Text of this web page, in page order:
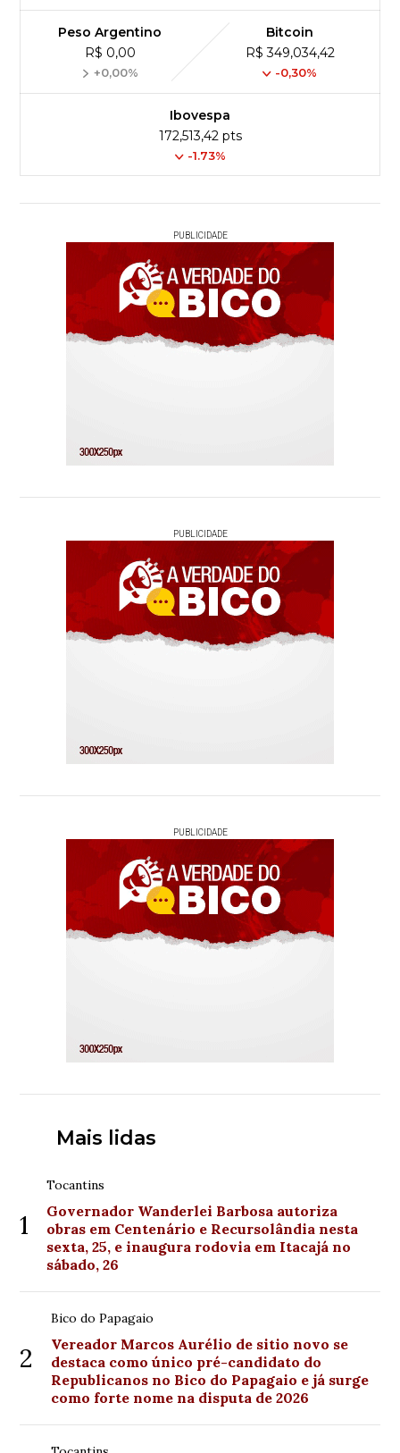
Peso Argentino
R$ 0,00
+0,00%
Bitcoin
R$ 349,034,42
-0,30%
Ibovespa
172,513,42 pts
-1.73%
PUBLICIDADE
PUBLICIDADE
PUBLICIDADE
Mais lidas
1
Tocantins
Governador Wanderlei Barbosa autoriza
obras em Centenário e Recursolândia nesta
sexta, 25, e inaugura rodovia em Itacajá no
sábado, 26
2
Bico do Papagaio
Vereador Marcos Aurélio de sitio novo se
destaca como único pré-candidato do
Republicanos no Bico do Papagaio e já surge
como forte nome na disputa de 2026